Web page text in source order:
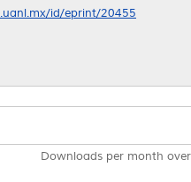
id/eprint/20455
Downloads per month